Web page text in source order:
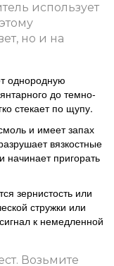
использует
но и на
однородную
до темно-
стекает по щупу.
и имеет запах
вязкостные
начинает пригорать
зернистость или
стружки или
к немедленной
Возьмите